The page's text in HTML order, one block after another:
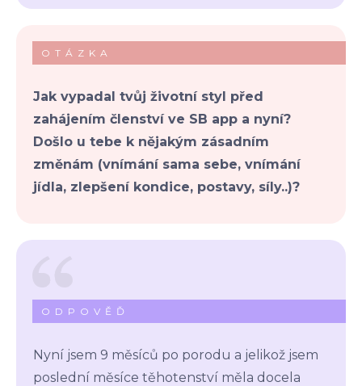
OTÁZKA
Jak vypadal tvůj životní styl před
zahájením členství ve SB app a nyní?
Došlo u tebe k nějakým zásadním
změnám (vnímání sama sebe, vnímání
jídla, zlepšení kondice, postavy, síly..)?
ODPOVĚĎ
Nyní jsem 9 měsíců po porodu a jelikož jsem
poslední měsíce těhotenství měla docela